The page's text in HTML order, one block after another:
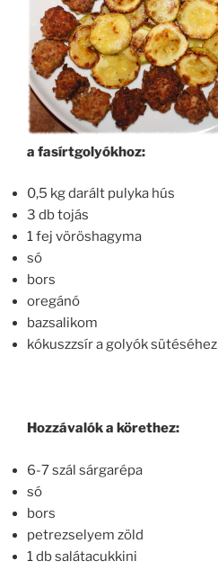
a fasírtgolyókhoz:
0,5 kg darált pulyka hús
3 db tojás
1 fej vöröshagyma
só
bors
oregánó
bazsalikom
kókuszzsír a golyók sütéséhez
Hozzávalók a körethez:
6-7 szál sárgarépa
só
bors
petrezselyem zöld
1 db salátacukkini